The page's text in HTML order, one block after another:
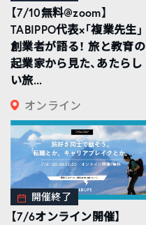
【7/10無料@zoom】
TABIPPO代表×「複業先生」
創業者が語る！ 旅と教育の
起業家から見た、あたらし
い旅...
オンライン
開催終了
【7/6オンライン開催】